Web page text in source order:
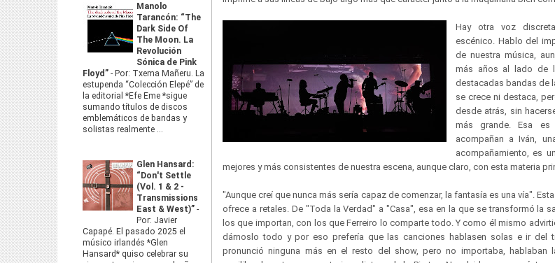
Manolo
Tarancón: “The
Dark Side Of
The Moon. La
Revolución
Sónica de Pink
Floyd” - Por: Txema Mañeru. La
estupenda “Colección Elepé” de
la editorial *Efe Eme *sigue
sumando títulos de discos
emblemáticos de bandas y
solistas realmente ...
Glen Hansard:
“Don't Settle
(Vol. 1 & 2 -
Transmissions
East & West)” -
Por: Javier
Capapé. El pasado 2025 el
músico irlandés *Glen
Hansard* quiso celebrar su
Hay otra voz
escénico. Hablo del
de nuestra música,
más años al lado de
destacadas bandas de
se crece ni destaca,
desde atrás, sin
más grande. Esa
acompañan a Iván,
acompañamiento, es
mejores y más consistentes de nuestra escena, aunque claro, con esta materia
"Aunque creí que nunca más sería capaz de comenzar, la fantasía es una vía".
ofrece a retales. De "Toda la Verdad" a "Casa", esa en la que se transformó la
los que importan, con los que Ferreiro lo comparte todo. Y como él mismo
dárnoslo todo y por eso prefería que las canciones hablasen solas e ir del
pronunció ninguna más en el resto del show, pero no importaba, hablaban